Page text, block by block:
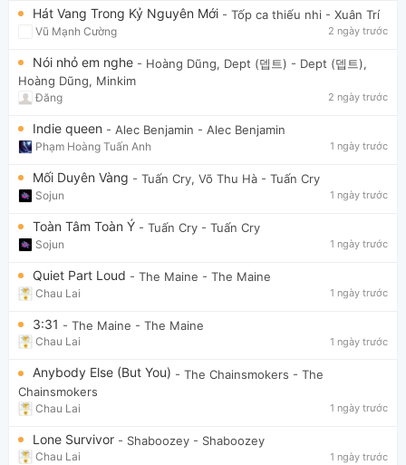
Hát Vang Trong Kỷ Nguyên Mới - Tốp ca thiếu nhi - Xuân Trí
Vũ Mạnh Cường 2 ngày trước
Nói nhỏ em nghe - Hoàng Dũng, Dept (뎁트) - Dept (뎁트),
Hoàng Dũng, Minkim
Đăng 2 ngày trước
Indie queen - Alec Benjamin - Alec Benjamin
Phạm Hoàng Tuấn Anh 1 ngày trước
Mối Duyên Vàng - Tuấn Cry, Võ Thu Hà - Tuấn Cry
Sojun 1 ngày trước
Toàn Tâm Toàn Ý - Tuấn Cry - Tuấn Cry
Sojun 1 ngày trước
Quiet Part Loud - The Maine - The Maine
Chau Lai 1 ngày trước
3:31 - The Maine - The Maine
Chau Lai 1 ngày trước
Anybody Else (But You) - The Chainsmokers - The
Chainsmokers
Chau Lai 1 ngày trước
Lone Survivor - Shaboozey - Shaboozey
Chau Lai 1 ngày trước